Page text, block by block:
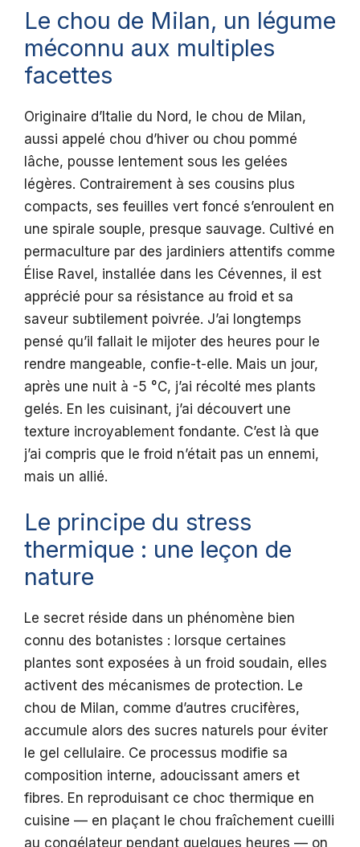
Le chou de Milan, un légume
méconnu aux multiples
facettes
Originaire d’Italie du Nord, le chou de Milan,
aussi appelé chou d’hiver ou chou pommé
lâche, pousse lentement sous les gelées
légères. Contrairement à ses cousins plus
compacts, ses feuilles vert foncé s’enroulent en
une spirale souple, presque sauvage. Cultivé en
permaculture par des jardiniers attentifs comme
Élise Ravel, installée dans les Cévennes, il est
apprécié pour sa résistance au froid et sa
saveur subtilement poivrée. J’ai longtemps
pensé qu’il fallait le mijoter des heures pour le
rendre mangeable, confie-t-elle. Mais un jour,
après une nuit à -5 °C, j’ai récolté mes plants
gelés. En les cuisinant, j’ai découvert une
texture incroyablement fondante. C’est là que
j’ai compris que le froid n’était pas un ennemi,
mais un allié.
Le principe du stress
thermique : une leçon de
nature
Le secret réside dans un phénomène bien
connu des botanistes : lorsque certaines
plantes sont exposées à un froid soudain, elles
activent des mécanismes de protection. Le
chou de Milan, comme d’autres crucifères,
accumule alors des sucres naturels pour éviter
le gel cellulaire. Ce processus modifie sa
composition interne, adoucissant amers et
fibres. En reproduisant ce choc thermique en
cuisine — en plaçant le chou fraîchement cueilli
au congélateur pendant quelques heures — on